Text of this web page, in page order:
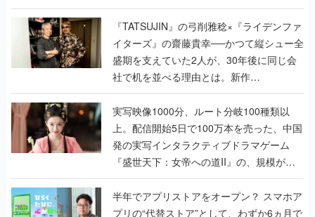
で作り込まれた理由を両ディレクターに聞
く
『TATSUJIN』の弓削雅稔×『ライデンファ
イターズ』の齋藤貴幸──かつて縦シュー全
盛期を支えていた2人が、30年後に同じ会
社で机を並べる理由とは。新作
『TATSUJIN EXTREME』で初タッグを組
んだレジェンド2人に訊く開発秘話
実写映像1000分、ルート分岐100種類以
上。配信開始5日で100万本を売った、中国
発の実写インタラクティブドラマゲーム
『盛世天下：女帝への道II』の、規模が違
うこだわりをプロデューサーに聞いた
半年でアプリストアをオープン？ スマホア
プリの“代替ストア”として、わずか6ヵ月で